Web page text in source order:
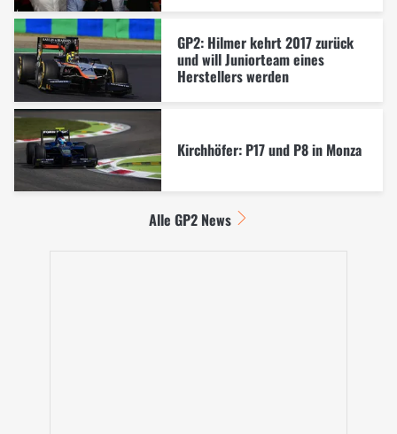
GP2: Hilmer kehrt 2017 zurück
und will Juniorteam eines
Herstellers werden
Kirchhöfer: P17 und P8 in Monza
Alle GP2 News